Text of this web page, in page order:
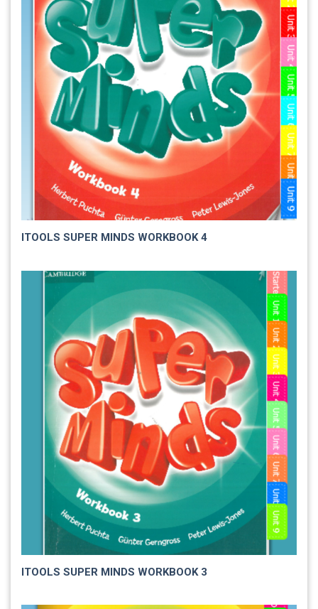
ITOOLS SUPER MINDS WORKBOOK 4
ITOOLS SUPER MINDS WORKBOOK 3